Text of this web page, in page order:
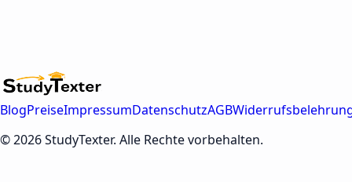
BlogPreiseImpressumDatenschutzAGB
© 2026 StudyTexter. Alle Rechte vorbehalten.